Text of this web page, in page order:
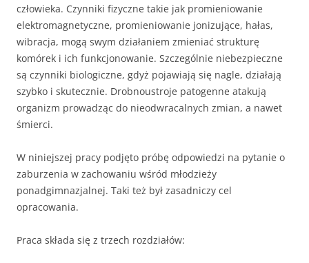
człowieka. Czynniki fizyczne takie jak promieniowanie
elektromagnetyczne, promieniowanie jonizujące, hałas,
wibracja, mogą swym działaniem zmieniać strukturę
komórek i ich funkcjonowanie. Szczególnie niebezpieczne
są czynniki biologiczne, gdyż pojawiają się nagle, działają
szybko i skutecznie. Drobnoustroje patogenne atakują
organizm prowadząc do nieodwracalnych zmian, a nawet
śmierci.
W niniejszej pracy podjęto próbę odpowiedzi na pytanie o
zaburzenia w zachowaniu wśród młodzieży
ponadgimnazjalnej. Taki też był zasadniczy cel
opracowania.
Praca składa się z trzech rozdziałów: